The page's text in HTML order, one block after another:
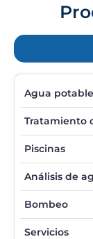
Agua potable
Tratamiento
Piscinas
Análisis de
Bombeo
Servicios